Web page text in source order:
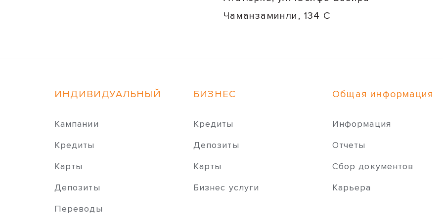
Чаманзаминли, 134 C
ИНДИВИДУАЛЬНЫЙ
Кампании
Кредиты
Карты
Депозиты
Переводы
БИЗНЕС
Кредиты
Депозиты
Карты
Бизнес услуги
Общая информация
Информация
Отчеты
Сбор документов
Карьера